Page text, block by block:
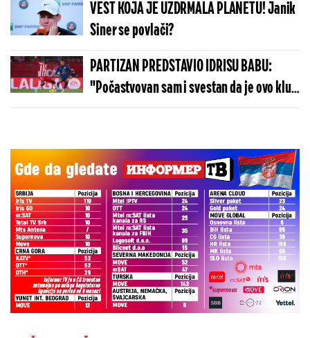
VEST KOJA JE UZDRMALA PLANETU! Janik
Siner se povlači?
PARTIZAN PREDSTAVIO IDRISU BABU:
"Počastvovan sam i svestan da je ovo klub
sa velikom istorijom"